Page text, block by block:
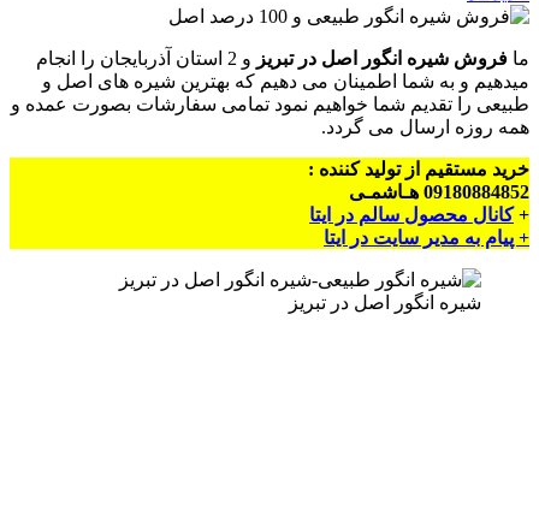
ما فروش شیره انگور اصل در تبریز
و 2 استان آذربایجان را انجام
میدهیم و به شما اطمینان می دهیم که بهترین شیره های اصل و
طبیعی را تقدیم شما خواهیم نمود تمامی سفارشات بصورت عمده و
همه روزه ارسال می گردد.
خرید مستقیم از تولید کننده :
09180884852 هـاشمـی
+کانال محصول سالم در ایتا
+ پیام به مدیر سایت در ایتا
شیره انگور اصل در تبریز